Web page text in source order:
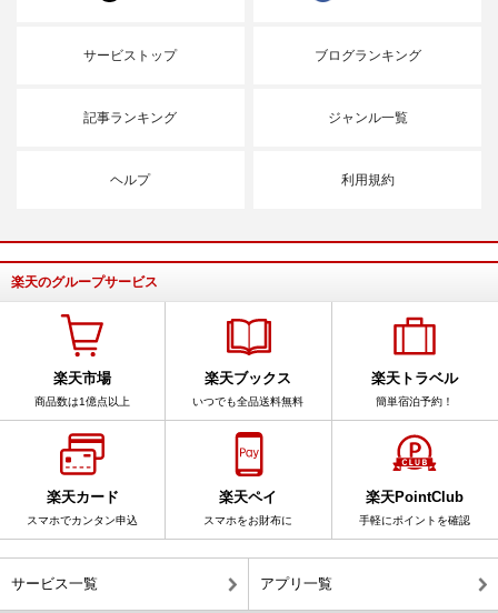
サービストップ ブログランキング
記事ランキング ジャンル一覧
ヘルプ 利用規約
楽天のグループサービス
楽天市場
商品数は1億点以上
楽天ブックス
いつでも全品送料無料
楽天トラベル
簡単宿泊予約！
楽天カード
スマホでカンタン申込
楽天ペイ
スマホをお財布に
楽天PointClub
手軽にポイントを確認
サービス一覧 アプリ一覧